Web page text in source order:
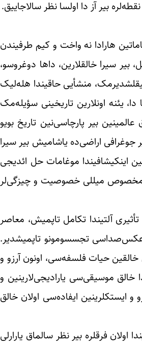
بیر آز دا اولسا نظر سالاجاییق.
هارادا نه واخت و کیم طرفیندن
سیرا خالقلارین، داها دوغروسو،
منشأیی حاقیندا هله‌لیک
یئنه اونلارین تاریخینی سؤیله‌مک
بیر پارچاسی‌نین تاریخ بویو
جوغرافی اراضی‌ده یاشامیش بیر سیرا
اینکیشافیندا موغامات حل ائدیجی
مخصوص میللی خصوصیت و چیزگی‌لر
آلتیندا تکامل تاپمیش، معاصر
و عکس‌صداسی تجسسومونو تاپمیشدیر.
خالقین حیات فلسفه‌سی، اونون آرزو و
خالق موسیقی‌سی یارادیجی‌لارینین و
و ایستکلرینین ایفاده‌سی اولان خالق
فرقلره بیر نظر سالماق یارارلی